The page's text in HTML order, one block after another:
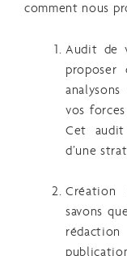
comment nous
Audit de
proposer
vos
Cet
d’une
Création
savons